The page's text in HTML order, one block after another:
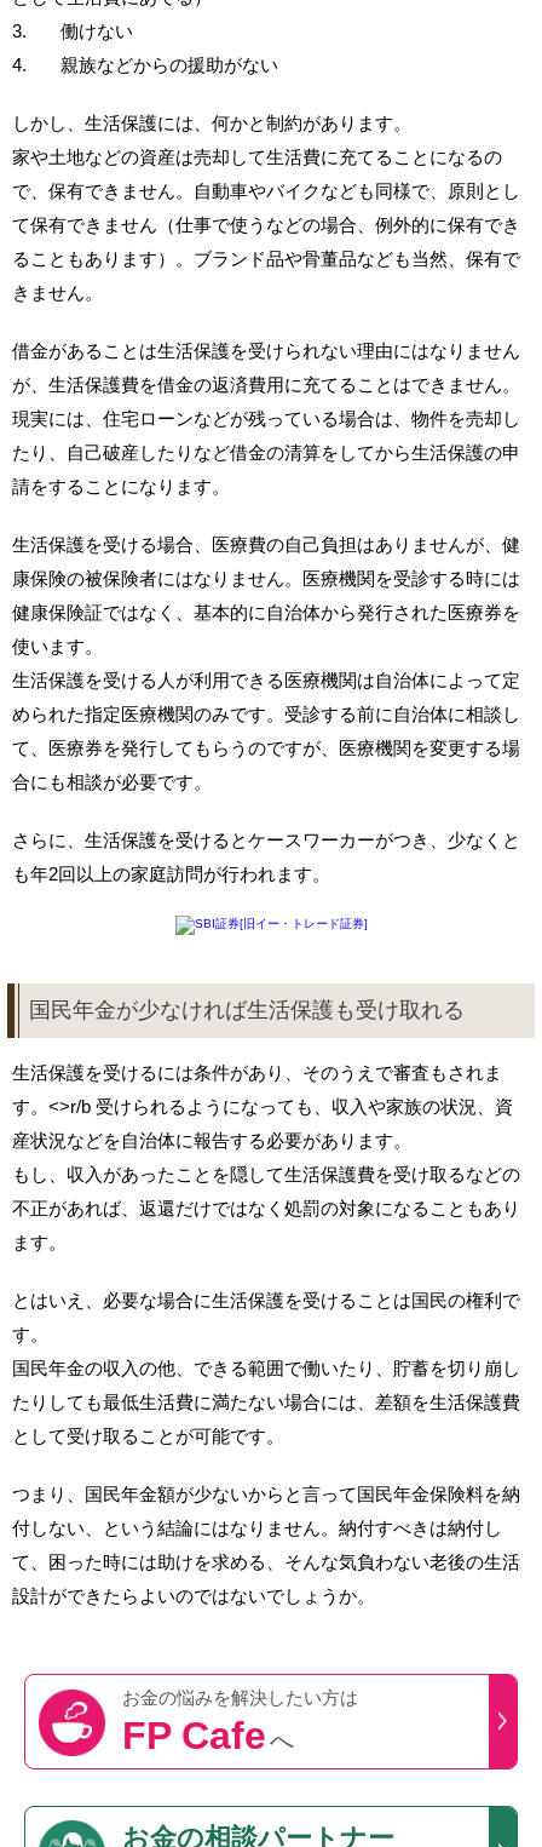
3. 働けない
4. 親族などからの援助がない
しかし、生活保護には、何かと制約があります。
家や土地などの資産は売却して生活費に充てることになるの
で、保有できません。自動車やバイクなども同様で、原則とし
て保有できません（仕事で使うなどの場合、例外的に保有でき
ることもあります）。ブランド品や骨董品なども当然、保有で
きません。
借金があることは生活保護を受けられない理由にはなりません
が、生活保護費を借金の返済費用に充てることはできません。
現実には、住宅ローンなどが残っている場合は、物件を売却し
たり、自己破産したりなど借金の清算をしてから生活保護の申
請をすることになります。
生活保護を受ける場合、医療費の自己負担はありませんが、健
康保険の被保険者にはなりません。医療機関を受診する時には
健康保険証ではなく、基本的に自治体から発行された医療券を
使います。
生活保護を受ける人が利用できる医療機関は自治体によって定
められた指定医療機関のみです。受診する前に自治体に相談し
て、医療券を発行してもらうのですが、医療機関を変更する場
合にも相談が必要です。
さらに、生活保護を受けるとケースワーカーがつき、少なくと
も年2回以上の家庭訪問が行われます。
国民年金が少なければ生活保護も受け取れる
生活保護を受けるには条件があり、そのうえで審査もされま
す。<>r/b 受けられるようになっても、収入や家族の状況、資
産状況などを自治体に報告する必要があります。
もし、収入があったことを隠して生活保護費を受け取るなどの
不正があれば、返還だけではなく処罰の対象になることもあり
ます。
とはいえ、必要な場合に生活保護を受けることは国民の権利で
す。
国民年金の収入の他、できる範囲で働いたり、貯蓄を切り崩し
たりしても最低生活費に満たない場合には、差額を生活保護費
として受け取ることが可能です。
つまり、国民年金額が少ないからと言って国民年金保険料を納
付しない、という結論にはなりません。納付すべきは納付し
て、困った時には助けを求める、そんな気負わない老後の生活
設計ができたらよいのではないでしょうか。
お金の悩みを解決したい方は
FP Cafeへ
お金の相談パートナー